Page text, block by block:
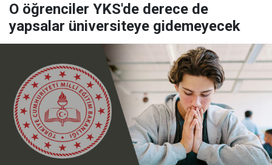
O öğrenciler YKS'de derece de
yapsalar üniversiteye gidemeyecek